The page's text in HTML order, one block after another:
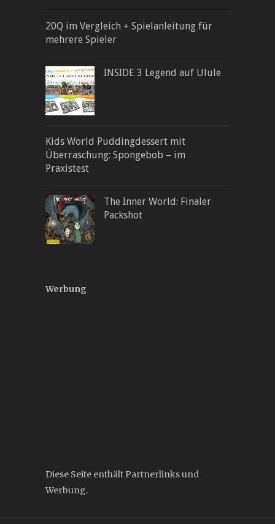
20Q im Vergleich + Spielanleitung für
mehrere Spieler
INSIDE 3 Legend auf Ulule
Kids World Puddingdessert mit
Überraschung: Spongebob – im
Praxistest
The Inner World: Finaler
Packshot
Werbung
Diese Seite enthält Partnerlinks und
Werbung.